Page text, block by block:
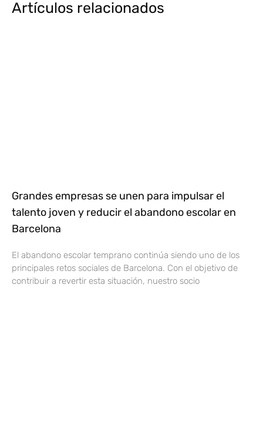
Artículos relacionados
Grandes empresas se unen para impulsar el
talento joven y reducir el abandono escolar en
Barcelona
El abandono escolar temprano continúa siendo uno de los
principales retos sociales de Barcelona. Con el objetivo de
contribuir a revertir esta situación, nuestro socio